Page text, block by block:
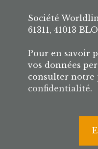
Société
61311, 41013
Pour en savoir
vos données
consulter notre
confidentialité.